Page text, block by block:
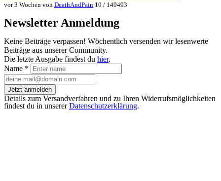
vor 3 Wochen von DeathAndPain 10 / 149493
Newsletter Anmeldung
Keine Beiträge verpassen! Wöchentlich versenden wir lesenwerte
Beiträge aus unserer Community.
Die letzte Ausgabe findest du hier.
Name *
Jetzt anmelden
Details zum Versandverfahren und zu Ihren Widerrufsmöglichkeiten
findest du in unsererDatenschutzerklärung.